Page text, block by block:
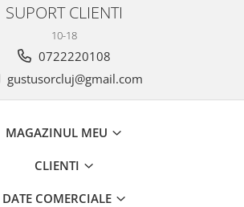
SUPORT CLIENTI
10-18
0722220108
gustusorcluj@gmail.com
MAGAZINUL MEU
CLIENTI
DATE COMERCIALE